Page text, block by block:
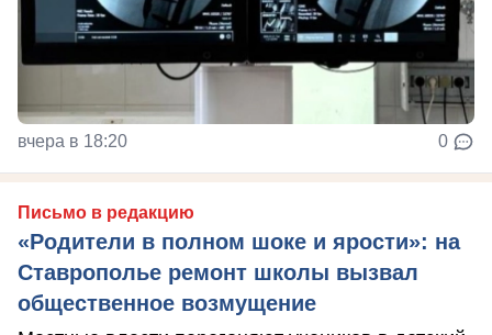
вчера в 18:20 0
Письмо в редакцию
«Родители в полном шоке и ярости»: на
Ставрополье ремонт школы вызвал
общественное возмущение